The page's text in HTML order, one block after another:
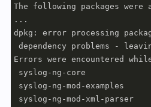
The following packages
...
dpkg: error processing
dependency problems -
Errors were encountered
syslog-ng-core
syslog-ng-mod-examples
syslog-ng-mod-xml-parser